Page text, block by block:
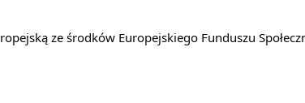
ze środków Europejskiego Funduszu